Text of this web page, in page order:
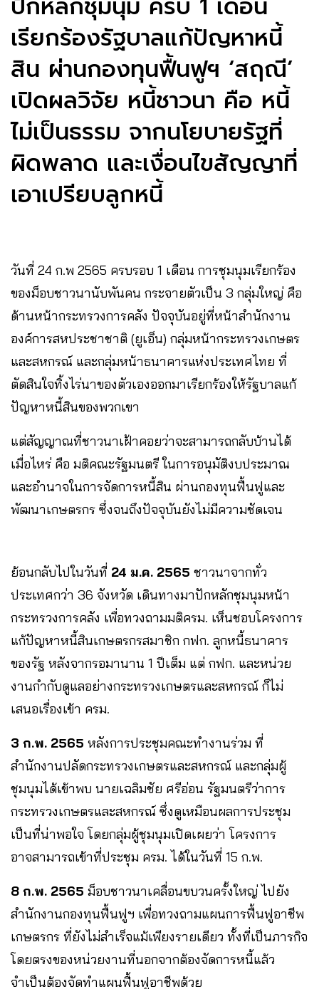
เรียกร้องรัฐบาลแก้ปัญหาหนี้
สิน ผ่านกองทุนฟื้นฟูฯ ‘สฤณี’
เปิดผลวิจัย หนี้ชาวนา คือ หนี้
ไม่เป็นธรรม จากนโยบายรัฐที่
ผิดพลาด และเงื่อนไขสัญญาที่
เอาเปรียบลูกหนี้
วันที่ 24 ก.พ 2565 ครบรอบ 1 เดือน การชุมนุมเรียกร้อง
ของม็อบชาวนานับพันคน กระจายตัวเป็น 3 กลุ่มใหญ่ คือ
ด้านหน้ากระทรวงการคลัง ปัจจุบันอยู่ที่หน้าสำนักงาน
องค์การสหประชาชาติ (ยูเอ็น) กลุ่มหน้ากระทรวงเกษตร
และสหกรณ์ และกลุ่มหน้าธนาคารแห่งประเทศไทย ที่
ตัดสินใจทิ้งไร่นาของตัวเองออกมาเรียกร้องให้รัฐบาลแก้
ปัญหาหนี้สินของพวกเขา
แต่สัญญาณที่ชาวนาเฝ้าคอยว่าจะสามารถกลับบ้านได้
เมื่อไหร่ คือ มติคณะรัฐมนตรี ในการอนุมัติงบประมาณ
และอำนาจในการจัดการหนี้สิน ผ่านกองทุนฟื้นฟูและ
พัฒนาเกษตรกร ซึ่งจนถึงปัจจุบันยังไม่มีความชัดเจน
ย้อนกลับไปในวันที่ 24 ม.ค. 2565 ชาวนาจากทั่ว
ประเทศกว่า 36 จังหวัด เดินทางมาปักหลักชุมนุมหน้า
กระทรวงการคลัง เพื่อทวงถามมติครม. เห็นชอบโครงการ
แก้ปัญหาหนี้สินเกษตรกรสมาชิก กฟก. ลูกหนี้ธนาคาร
ของรัฐ หลังจากรอมานาน 1 ปีเต็ม แต่ กฟก. และหน่วย
งานกำกับดูแลอย่างกระทรวงเกษตรและสหกรณ์ ก็ไม่
เสนอเรื่องเข้า ครม.
3 ก.พ. 2565 หลังการประชุมคณะทำงานร่วม ที่
สำนักงานปลัดกระทรวงเกษตรและสหกรณ์ และกลุ่มผู้
ชุมนุมได้เข้าพบ นายเฉลิมชัย ศรีอ่อน รัฐมนตรีว่าการ
กระทรวงเกษตรและสหกรณ์ ซึ่งดูเหมือนผลการประชุม
เป็นที่น่าพอใจ โดยกลุ่มผู้ชุมนุมเปิดเผยว่า โครงการ
อาจสามารถเข้าที่ประชุม ครม. ได้ในวันที่ 15 ก.พ.
8 ก.พ. 2565 ม็อบชาวนาเคลื่อนขบวนครั้งใหญ่ ไปยัง
สำนักงานกองทุนฟื้นฟูฯ เพื่อทวงถามแผนการฟื้นฟูอาชีพ
เกษตรกร ที่ยังไม่สำเร็จแม้เพียงรายเดียว ทั้งที่เป็นภารกิจ
โดยตรงของหน่วยงานที่นอกจากต้องจัดการหนี้แล้ว
จำเป็นต้องจัดทำแผนฟื้นฟูอาชีพด้วย